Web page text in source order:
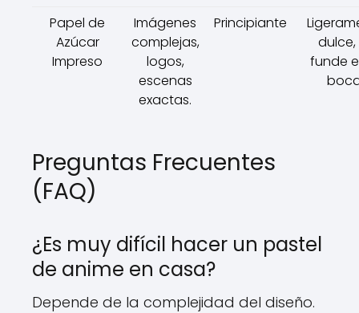
Papel de
Azúcar
Impreso
Imágenes
complejas,
logos,
escenas
exactas.
Principiante
dulce,
funde
Preguntas Frecuentes
(FAQ)
¿Es muy difícil hacer un pastel
de anime en casa?
Depende de la complejidad del diseño.